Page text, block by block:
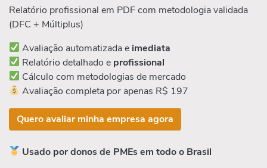
Relatório profissional em PDF com metodologia validada
(DFC + Múltiplus)
Avaliação automatizada e imediata
Relatório detalhado e profissional
Cálculo com metodologias de mercado
Avaliação completa por apenas R$ 197
Quero avaliar minha empresa agora
Usado por donos de PMEs em todo o Brasil